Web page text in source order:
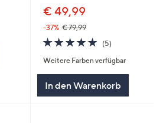
€ 49,99
-37% € 79,99
4.8
von
5
(5)5
Weitere Farben verfügbar
In den Warenkorb